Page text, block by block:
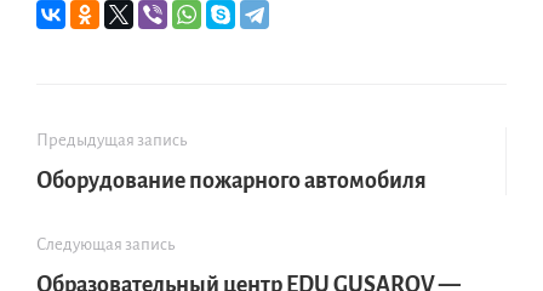
Предыдущая запись
Оборудование пожарного автомобиля
Следующая запись
Образовательный центр EDU GUSAROV —